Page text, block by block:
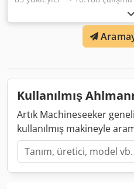
Geniş lastikler • Dönüşlü
• Kova ve çatal • Ruhsatlı
(çalışmadan çıkarılmış)
Kullanılmış
Artık Machineseeker
kullanılmış makineyle